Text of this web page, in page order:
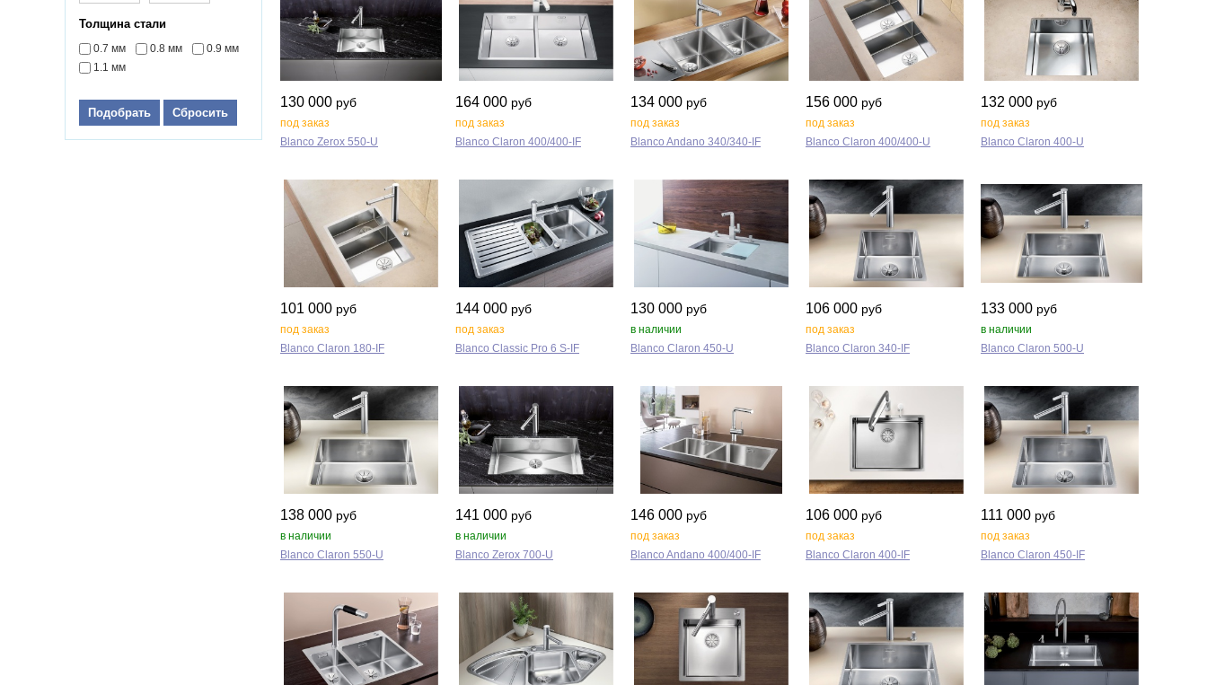
Толщина стали
0.7 мм 0.8 мм
0.9 мм
1.1 мм
Подобрать Сбросить
130 000 руб
под заказ
Blanco Zerox 550‑U
164 000 руб
под заказ
Blanco Claron 400/400‑IF
134 000 руб
под заказ
Blanco Andano 340/340‑IF
156 000 руб
под заказ
Blanco Claron 400/400‑U
132 000 руб
под заказ
Blanco Claron 400‑U
101 000 руб
под заказ
Blanco Claron 180‑IF
144 000 руб
под заказ
Blanco Classic Pro 6 S‑IF
130 000 руб
в наличии
Blanco Claron 450‑U
106 000 руб
под заказ
Blanco Claron 340‑IF
133 000 руб
в наличии
Blanco Claron 500‑U
138 000 руб
в наличии
Blanco Claron 550‑U
141 000 руб
в наличии
Blanco Zerox 700‑U
146 000 руб
под заказ
Blanco Andano 400/400‑IF
106 000 руб
под заказ
Blanco Claron 400‑IF
111 000 руб
под заказ
Blanco Claron 450‑IF